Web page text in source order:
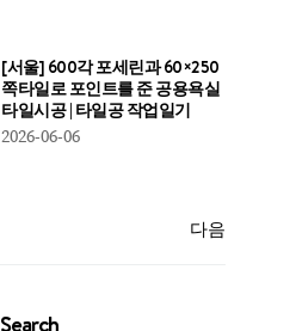
[서울] 600각 포세린과 60×250
쪽타일로 포인트를 준 공용욕실
타일시공 | 타일공 작업일기
2026-06-06
다음
Search